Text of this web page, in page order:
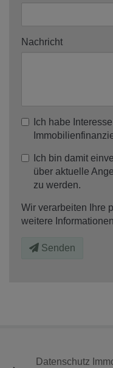
Nachricht
Ich habe
Ich bin damit
über aktuelle
zu werden.
Wir verarbeiten Ihre
weitere
Senden
Datenschutz